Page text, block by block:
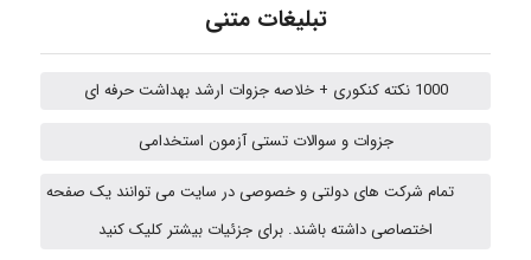
fahimeh sheibani
تبلیغات متنی
1000 نکته کنکوری + خلاصه جزوات ارشد بهداشت حرفه ای
جزوات و سوالات تستی آزمون استخدامی
تمام شرکت های دولتی و خصوصی در سایت می توانند یک صفحه
اختصاصی داشته باشند. برای جزئیات بیشتر کلیک کنید